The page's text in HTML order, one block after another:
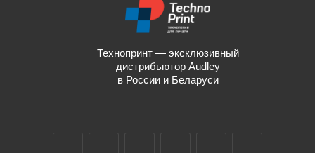
Технопринт — эксклюзивный
дистрибьютор Audley
в России и Беларуси